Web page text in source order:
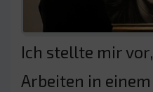
Ich stellte mir
Arbeiten in